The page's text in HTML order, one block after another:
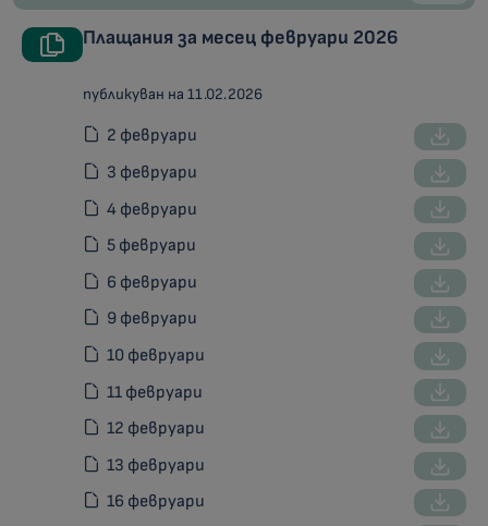
Плащания за месец февруари 2026
публикуван на 11.02.2026
2 февруари
3 февруари
4 февруари
5 февруари
6 февруари
9 февруари
10 февруари
11 февруари
12 февруари
13 февруари
16 февруари